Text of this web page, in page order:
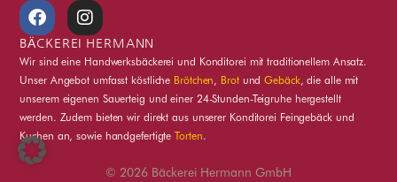
F
a
c
e
b
o
o
k
I
n
s
t
a
g
r
a
BÄCKEREI HERMANN
Wir sind eine Handwerksbäckerei und Konditorei mit traditionellem Ansatz.
Unser Angebot umfasst köstliche Brötchen, BrotundGebäck, die alle mit
unserem eigenen Sauerteig und einer 24-Stunden-Teigruhe hergestellt
werden. Zudem bieten wir direkt aus unserer Konditorei Feingebäck und
Kuchen an, sowie handgefertigteTorten.
© 2026 Bäckerei Hermann GmbH